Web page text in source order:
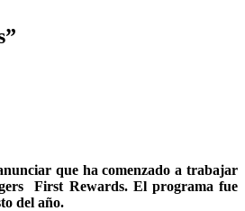
que ha comenzado a trabajar
First Rewards. El programa fue
del año.